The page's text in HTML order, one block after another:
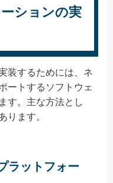
ションの実
装するためには、ネ
ートするソフトウェ
す。主な方法とし
ります。
ラットフォー